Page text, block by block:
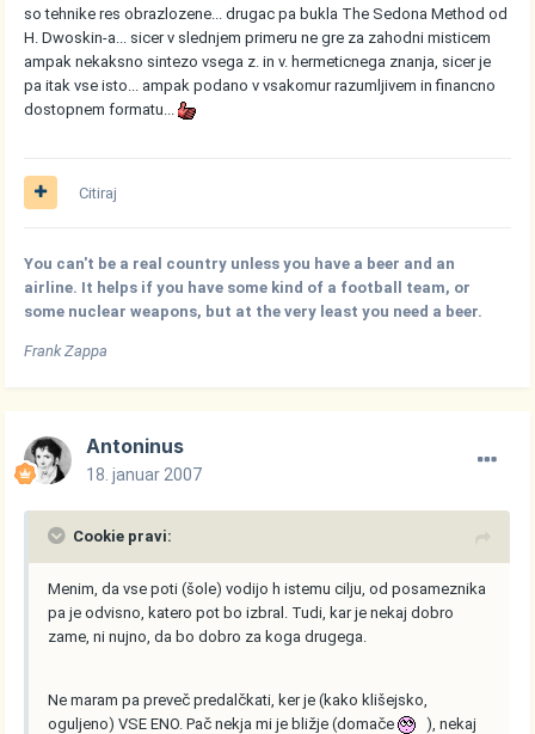
so tehnike res obrazlozene... drugac pa bukla The Sedona Method od
H. Dwoskin-a... sicer v slednjem primeru ne gre za zahodni misticem
ampak nekaksno sintezo vsega z. in v. hermeticnega znanja, sicer je
pa itak vse isto... ampak podano v vsakomur razumljivem in financno
dostopnem formatu...
Citiraj
You can't be a real country unless you have a beer and an
airline. It helps if you have some kind of a football team, or
some nuclear weapons, but at the very least you need a beer.
Frank Zappa
Antoninus
18. januar 2007
Cookie pravi:
Menim, da vse poti (šole) vodijo h istemu cilju, od posameznika
pa je odvisno, katero pot bo izbral. Tudi, kar je nekaj dobro
zame, ni nujno, da bo dobro za koga drugega.
Ne maram pa preveč predalčkati, ker je (kako klišejsko,
oguljeno) VSE ENO. Pač nekja mi je bližje (domače
), nekaj